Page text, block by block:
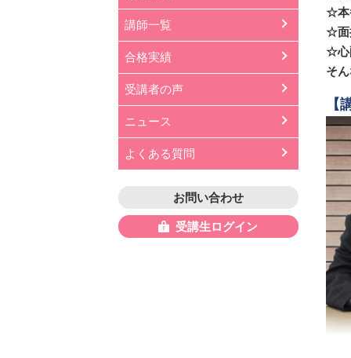
講師一覧
合格実績
受講者の声
ニュース
よくある質問
お問い合わせ
受講生ログイン
☆本
☆面
☆心
そ
【